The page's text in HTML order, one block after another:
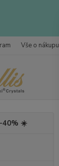
Vše o nákupu
40% ☀️